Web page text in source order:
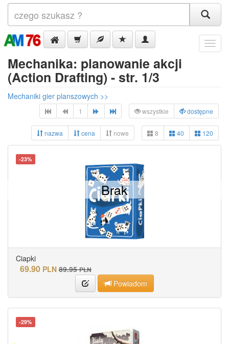
Menu
Mechanika: planowanie akcji
(Action Drafting) - str. 1/3
Mechaniki gier planszowych >>
1 wszystkie dostępne
nazwa cena nowe 8 40 120
-23%
Ciapki
69.90 PLN 89.95 PLN
Powiadom
Brak
-29%